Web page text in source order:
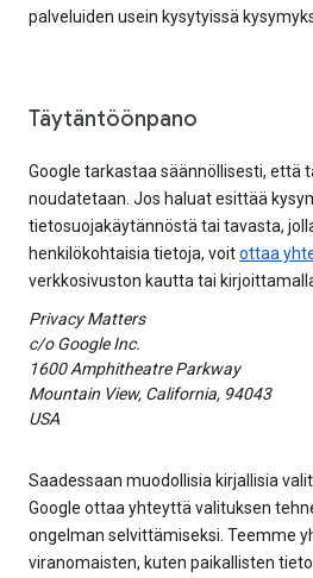
palveluiden usein kysytyissä
Täytäntöönpano
Google tarkastaa säännöllisesti, että
noudatetaan. Jos haluat esittää
tietosuojakäytännöstä tai tavasta,
henkilökohtaisia tietoja, voitottaa
verkkosivuston kautta tai
Privacy Matters
c/o Google Inc.
1600 Amphitheatre Parkway
Mountain View, California, 94043
USA
Saadessaan muodollisia kirjallisia
Google ottaa yhteyttä valituksen
ongelman selvittämiseksi. Teemme
viranomaisten, kuten paikallisten